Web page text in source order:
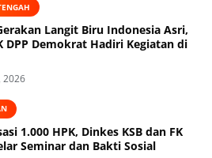
Langit Biru Indonesia Asri,
DPP Demokrat Hadiri Kegiatan di
2026
1.000 HPK, Dinkes KSB dan FK
Seminar dan Bakti Sosial